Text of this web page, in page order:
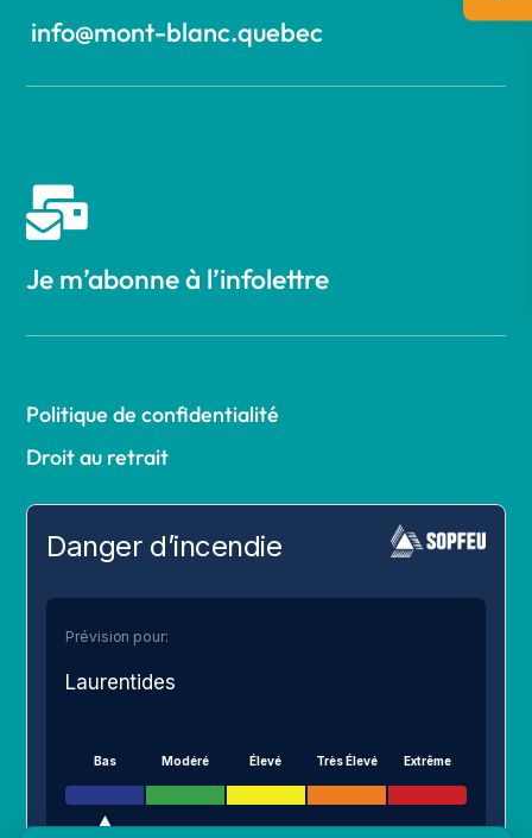
info@mont-blanc.quebec

Je m’abonne à l’infolettre
Politique de confidentialité
Droit au retrait
Danger d’incendie
Prévision pour:
Laurentides
Bas Modéré Élevé Très Élevé Extrême